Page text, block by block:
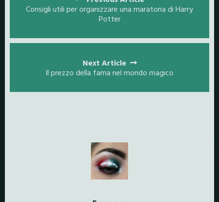
Consigli utili per organizzare una maratona di Harry
Potter
Next Article
Il prezzo della fama nel mondo magico